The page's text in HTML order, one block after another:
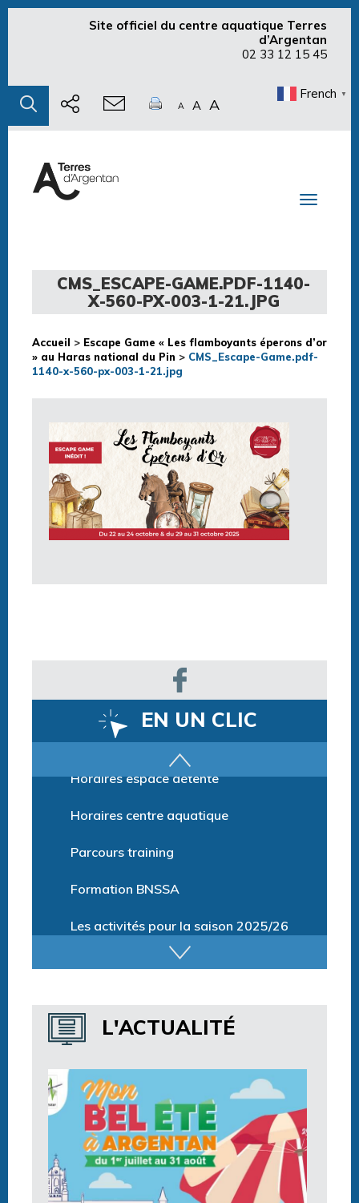
Site officiel du centre aquatique Terres
d’Argentan
02 33 12 15 45
A A A
French ▼
Toggle
CMS_ESCAPE-GAME.PDF-1140-
X-560-PX-003-1-21.JPG
Accueil > Escape Game « Les flamboyants éperons d’or
» au Haras national du Pin > CMS_Escape-Game.pdf-
1140-x-560-px-003-1-21.jpg
EN UN CLIC
Les activités pour la saison 2025/26
Billetterie et Réservation
L'ACTUALITÉ